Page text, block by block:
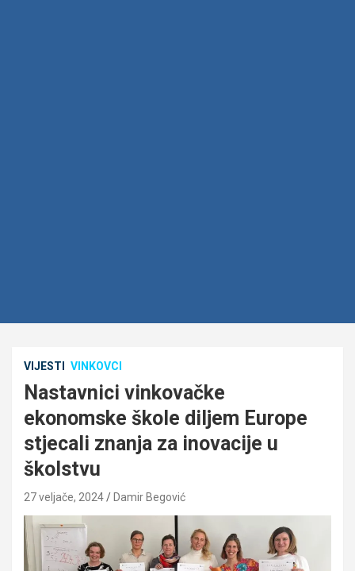
VIJESTI VINKOVCI
Nastavnici vinkovačke
ekonomske škole diljem Europe
stjecali znanja za inovacije u
školstvu
27 veljače, 2024 Damir Begović